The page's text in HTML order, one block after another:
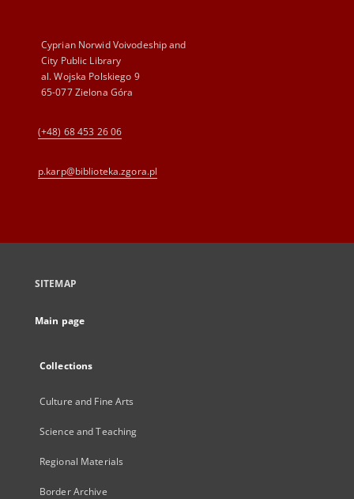
Cyprian Norwid Voivodeship and
City Public Library
al. Wojska Polskiego 9
65-077 Zielona Góra
(+48) 68 453 26 06
p.karp@biblioteka.zgora.pl
SITEMAP
Main page
Collections
Culture and Fine Arts
Science and Teaching
Regional Materials
Border Archive